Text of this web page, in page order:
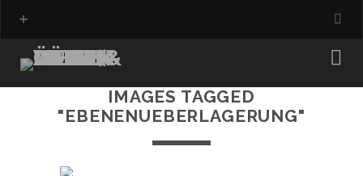
IMAGES TAGGED
"EBENENUEBERLAGERUNG"